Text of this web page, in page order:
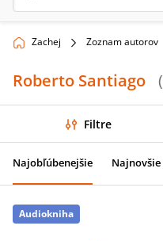
Zachej Zoznam autorov
Roberto Santiago (
Filtre
Najobľúbenejšie Najnovšie
Audiokniha